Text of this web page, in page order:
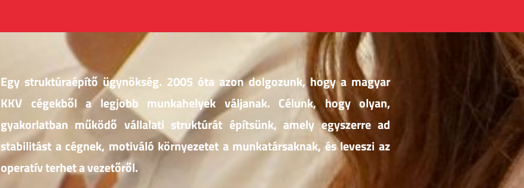
Egy struktúraépítő ügynökség. 2005 óta azon dolgozunk, hogy a magyar
KKV cégekből a legjobb munkahelyek váljanak. Célunk, hogy olyan,
gyakorlatban működő vállalati struktúrát építsünk, amely egyszerre ad
stabilitást a cégnek, motiváló környezetet a munkatársaknak, és leveszi az
operatív terhet a vezetőről.